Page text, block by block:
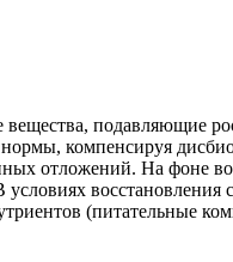
подавляющие
компенсируя
отложений. На фоне
(питательные